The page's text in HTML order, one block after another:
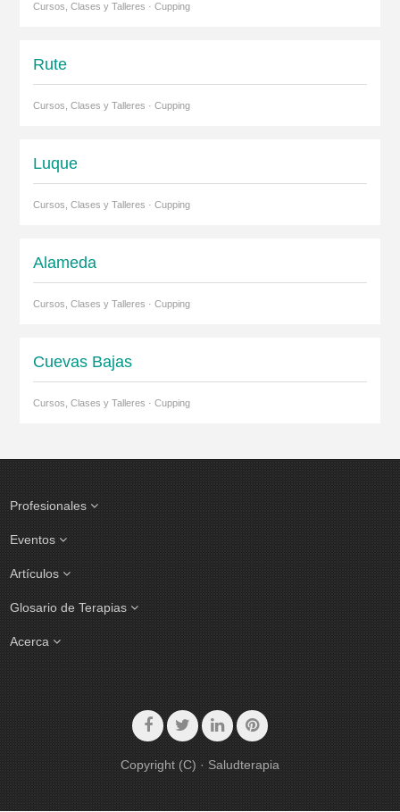
Cursos, Clases y Talleres · Cupping
Rute
Cursos, Clases y Talleres · Cupping
Luque
Cursos, Clases y Talleres · Cupping
Alameda
Cursos, Clases y Talleres · Cupping
Cuevas Bajas
Cursos, Clases y Talleres · Cupping
Profesionales
Eventos
Artículos
Glosario de Terapias
Acerca
Copyright (C) · Saludterapia